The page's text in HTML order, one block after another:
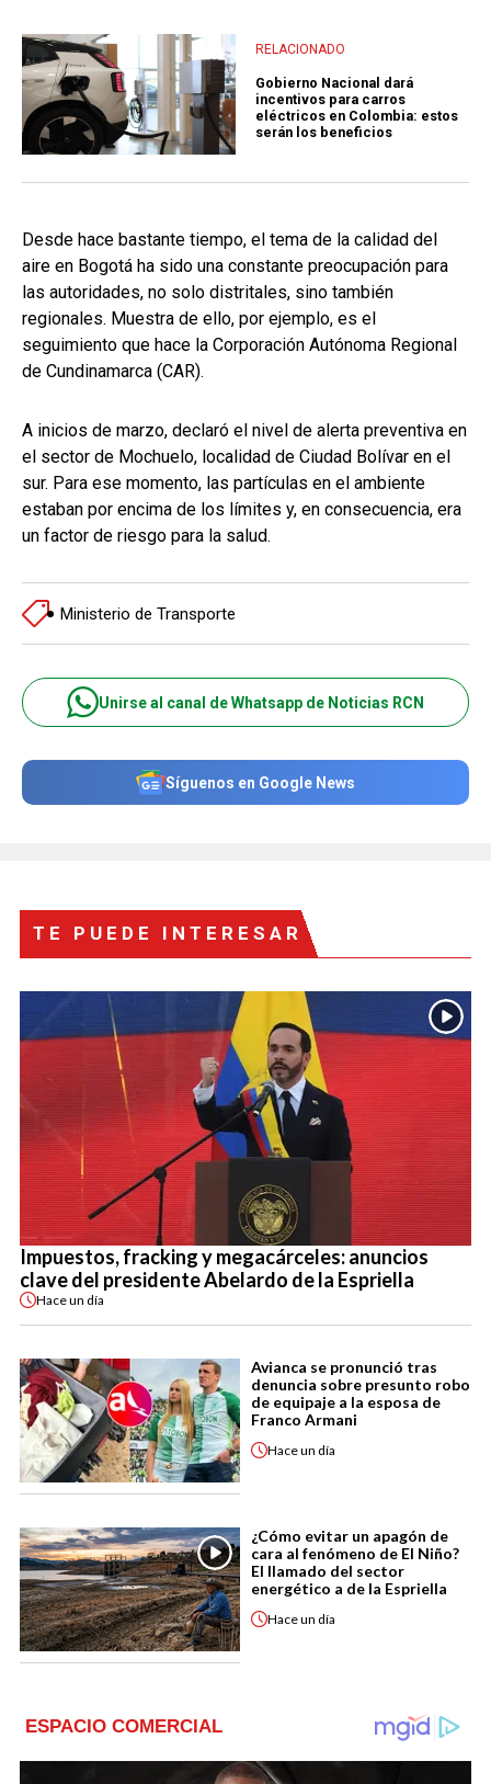
RELACIONADO
Gobierno Nacional dará
incentivos para carros
eléctricos en Colombia: estos
serán los beneficios
Desde hace bastante tiempo, el tema de la calidad del
aire en Bogotá ha sido una constante preocupación para
las autoridades, no solo distritales, sino también
regionales. Muestra de ello, por ejemplo, es el
seguimiento que hace la Corporación Autónoma Regional
de Cundinamarca (CAR).
A inicios de marzo, declaró el nivel de alerta preventiva en
el sector de Mochuelo, localidad de Ciudad Bolívar en el
sur. Para ese momento, las partículas en el ambiente
estaban por encima de los límites y, en consecuencia, era
un factor de riesgo para la salud.
Ministerio de Transporte
Unirse al canal de Whatsapp de Noticias RCN
Síguenos en Google News
TE PUEDE INTERESAR
Impuestos, fracking y megacárceles: anuncios
clave del presidente Abelardo de la Espriella
Haceun día
Avianca se pronunció tras
denuncia sobre presunto robo
de equipaje a la esposa de
Franco Armani
Haceun día
¿Cómo evitar un apagón de
cara al fenómeno de El Niño?
El llamado del sector
energético a de la Espriella
Haceun día